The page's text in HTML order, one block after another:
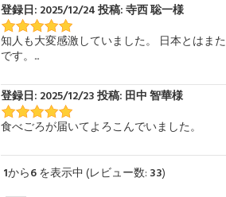
登録日: 2025/12/24 投稿: 寺西 聡一様
知人も大変感激していました。 日本とはま
です。...
登録日: 2025/12/23 投稿: 田中 智華様
食べごろが届いてよろこんでいました。
1から6を表示中 (レビュー数: 33)